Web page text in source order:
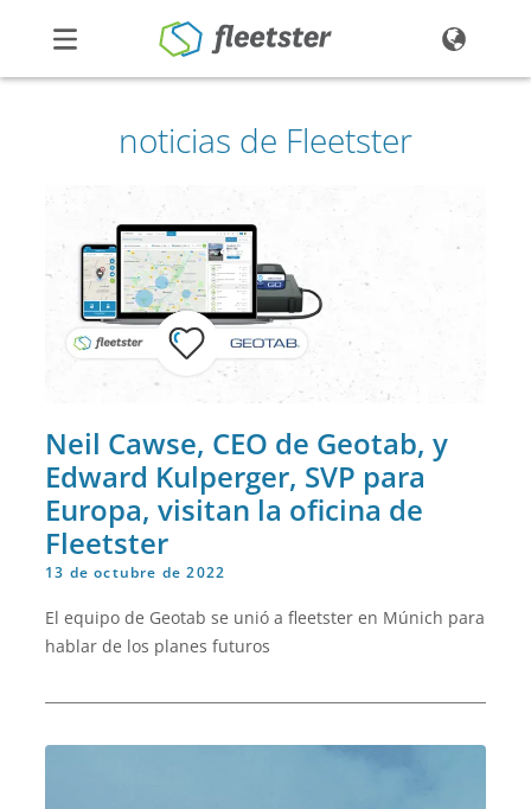
Contacto
Demo Ingresar
noticias de Fleetster
Neil Cawse, CEO de Geotab, y
Edward Kulperger, SVP para
Europa, visitan la oficina de
Fleetster
13 de octubre de 2022
El equipo de Geotab se unió a fleetster en Múnich para
hablar de los planes futuros